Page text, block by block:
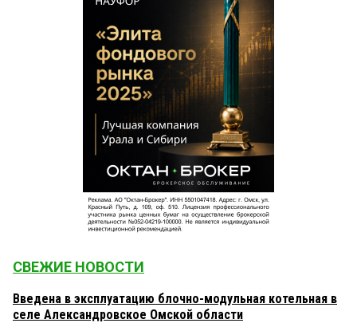
СВЕЖИЕ НОВОСТИ
Введена в эксплуатацию блочно-модульная котельная в
селе Александровское Омской области